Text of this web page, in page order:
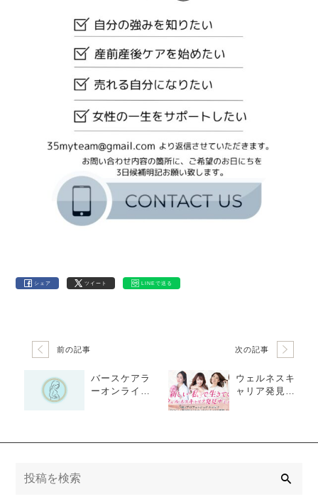
シェア ツイート LINEで送る
前の記事
バースケアラ
ーオンライン
次の記事
ウェルネスキ
ャリア発見サ